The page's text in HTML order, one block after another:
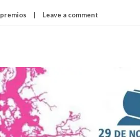
premios Leave a comment